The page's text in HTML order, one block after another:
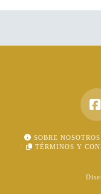
SOBRE NOSOTROS
TÉRMINOS Y